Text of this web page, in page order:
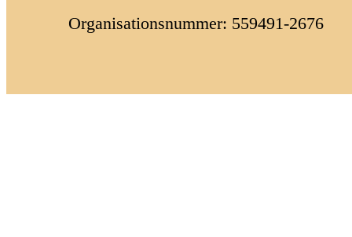
Organisationsnummer: 559491-2676